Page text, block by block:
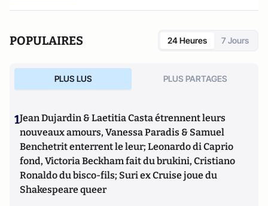
POPULAIRES 24 Heures 7 Jours
PLUS LUS PLUS PARTAGES
1Jean Dujardin & Laetitia Casta étrennent leurs
nouveaux amours, Vanessa Paradis & Samuel
Benchetrit enterrent le leur; Leonardo di Caprio
fond, Victoria Beckham fait du brukini, Cristiano
Ronaldo du bisco-fils; Suri ex Cruise joue du
Shakespeare queer